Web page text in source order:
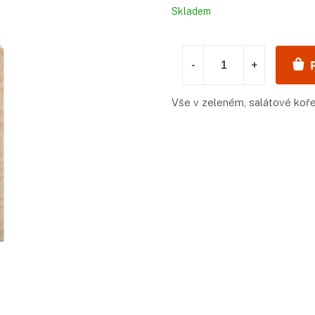
Měrná
Skladem
Vše v zeleném, salátové